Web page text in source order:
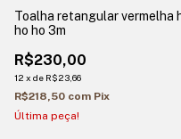
Toalha retangular vermelha
ho ho 3m
R$230,00
12 x de R$23,66
R$218,50 com Pix
Última peça!